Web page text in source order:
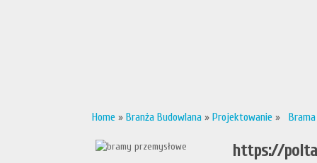
Home » Branża Budowlana » Projektowanie »
https://